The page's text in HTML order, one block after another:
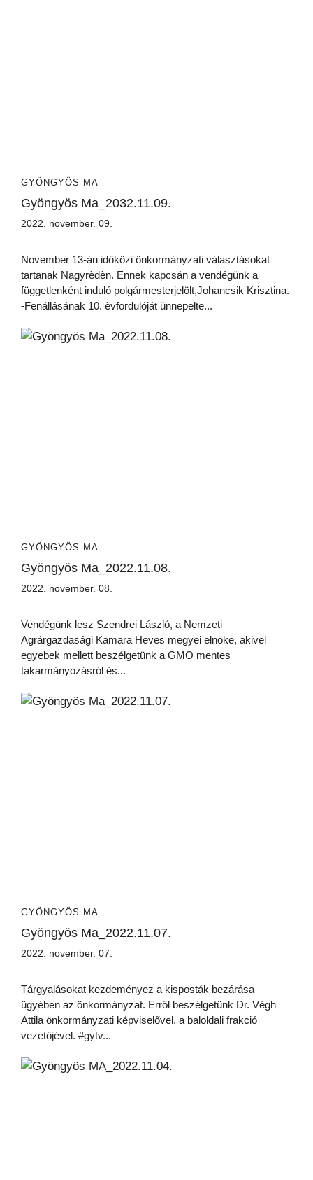
GYÖNGYÖS MA
Gyöngyös Ma_2032.11.09.
2022. november. 09.
November 13-án időközi önkormányzati választásokat
tartanak Nagyrèdèn. Ennek kapcsán a vendégünk a
függetlenként induló polgármesterjelölt,Johancsik Krisztina.
-Fenállásának 10. èvfordulóját ünnepelte...
GYÖNGYÖS MA
Gyöngyös Ma_2022.11.08.
2022. november. 08.
Vendégünk lesz Szendrei László, a Nemzeti
Agrárgazdasági Kamara Heves megyei elnöke, akivel
egyebek mellett beszélgetünk a GMO mentes
takarmányozásról és...
GYÖNGYÖS MA
Gyöngyös Ma_2022.11.07.
2022. november. 07.
Tárgyalásokat kezdeményez a kisposták bezárása
ügyében az önkormányzat. Erről beszélgetünk Dr. Végh
Attila önkormányzati képviselővel, a baloldali frakció
vezetőjével. #gytv...